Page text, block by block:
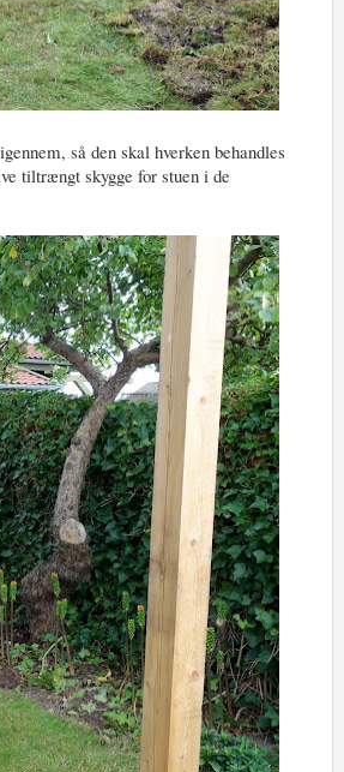
så den skal hverken behandles
tiltrængt skygge for stuen i de